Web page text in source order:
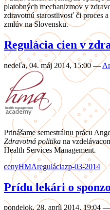
platobných mechanizmov v
zdravotnú starostlivosť či proces
zmlúv na Slovensku.
Regulácia cien v
nedeľa, 04. máj 2014, 15:00 —
Prinášame semestrálnu prácu
Zdravotná politika na
Health Services Management.
cenyHMAreguláciazp-03-2014
Prídu lekári o
pondelok, 28. apríl 2014, 19:04 —